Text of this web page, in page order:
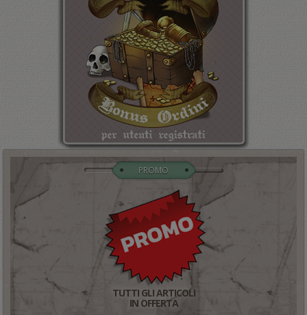
PROMO
TUTTI GLI ARTICOLI
IN OFFERTA